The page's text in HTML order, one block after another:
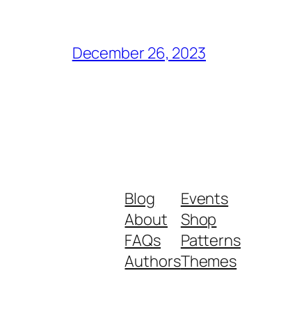
December 26, 2023
Blog
About
FAQs
Authors
Events
Shop
Patterns
Themes